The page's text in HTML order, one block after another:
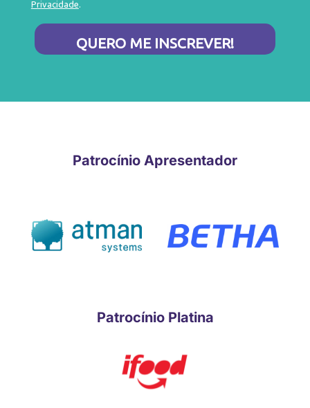
Privacidade.
QUERO ME INSCREVER!
Patrocínio Apresentador
Patrocínio Platina